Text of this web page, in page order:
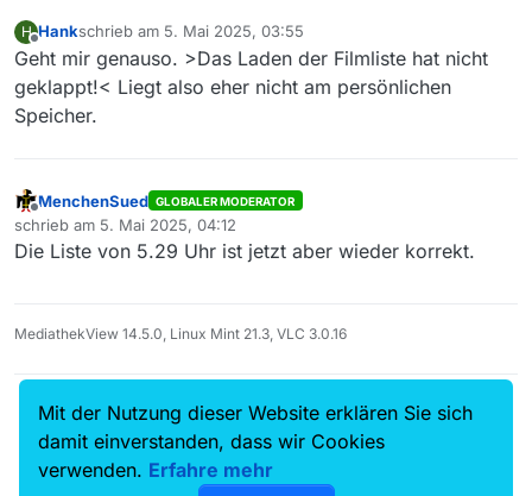
H
Offline
Hankschrieb am 5. Mai 2025, 03:55
zuletzt editiert von
Geht mir genauso. >Das Laden der Filmliste hat nicht
geklappt!< Liegt also eher nicht am persönlichen
Speicher.
Offline
MenchenSued GLOBALER MODERATOR
schrieb am 5. Mai 2025, 04:12
zuletzt editiert von
Die Liste von 5.29 Uhr ist jetzt aber wieder korrekt.
MediathekView 14.5.0, Linux Mint 21.3, VLC 3.0.16
MenchenSuedhat am29. Mai 2025, 07:19auf dieses Thema
verwiesen
Mit der Nutzung dieser Website erklären Sie sich
damit einverstanden, dass wir Cookies
verwenden. Erfahre mehr